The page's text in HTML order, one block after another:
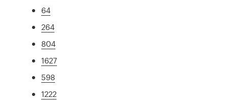
64
264
804
1627
598
1222